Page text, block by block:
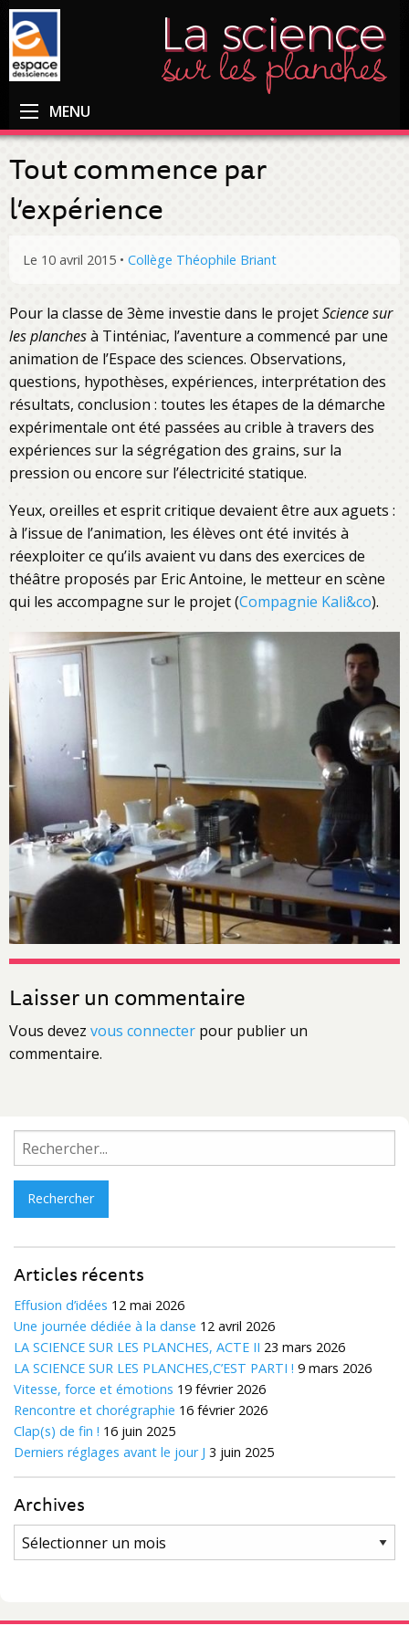
MENU
Tout commence par
l’expérience
Le 10 avril 2015 • Collège Théophile Briant
Pour la classe de 3ème investie dans le projetScience sur
les planchesà Tinténiac, l’aventure a commencé par une
animation de l’Espace des sciences. Observations,
questions, hypothèses, expériences, interprétation des
résultats, conclusion : toutes les étapes de la démarche
expérimentale ont été passées au crible à travers des
expériences sur la ségrégation des grains, sur la
pression ou encore sur l’électricité statique.
Yeux, oreilles et esprit critique devaient être aux aguets :
à l’issue de l’animation, les élèves ont été invités à
réexploiter ce qu’ils avaient vu dans des exercices de
théâtre proposés par Eric Antoine, le metteur en scène
qui les accompagne sur le projet (Compagnie Kali&co).
Laisser un commentaire
Vous devez vous connecter pour publier un
commentaire.
Rechercher :
Articles récents
Effusion d’idées 12 mai 2026
Une journée dédiée à la danse 12 avril 2026
LA SCIENCE SUR LES PLANCHES, ACTE II 23 mars 2026
LA SCIENCE SUR LES PLANCHES,C’EST PARTI ! 9 mars 2026
Vitesse, force et émotions 19 février 2026
Rencontre et chorégraphie 16 février 2026
Clap(s) de fin ! 16 juin 2025
Derniers réglages avant le jour J 3 juin 2025
Archives
Archives